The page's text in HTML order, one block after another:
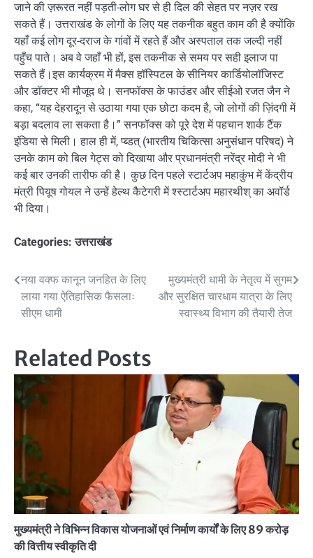
जाने की ज़रूरत नहीं पड़ती-लोग घर से ही दिल की सेहत पर नज़र रख
सकते हैं। उत्तराखंड के लोगों के लिए यह तकनीक बहुत काम की है क्योंकि
यहाँ कई लोग दूर-दराज के गांवों में रहते हैं और अस्पताल तक जल्दी नहीं
पहुँच पाते। अब वे जहाँ भी हों, इस तकनीक से समय पर सही इलाज पा
सकते हैं।इस कार्यक्रम में मैक्स हॉस्पिटल के सीनियर कार्डियोलॉजिस्ट
और डॉक्टर भी मौजूद थे। सनफॉक्स के फाउंडर और सीईओ रजत जैन ने
कहा, “यह देहरादून से उठाया गया एक छोटा कदम है, जो लोगों की ज़िंदगी में
बड़ा बदलाव ला सकता है।” सनफॉक्स को पूरे देश में पहचान शार्क टैंक
इंडिया से मिली। हाल ही में, प्ब्डत् (भारतीय चिकित्सा अनुसंधान परिषद) ने
उनके काम को बिल गेट्स को दिखाया और प्रधानमंत्री नरेंद्र मोदी ने भी
कई बार उनकी तारीफ की है। कुछ दिन पहले स्टार्टअप महाकुंभ में केंद्रीय
मंत्री पियूष गोयल ने उन्हें हेल्थ कैटेगरी में श्स्टार्टअप महारथीश् का अवॉर्ड
भी दिया।
Categories:उत्तराखंड
Post
navigation
नया वक्फ कानून जनहित के लिए
लाया गया ऐतिहासिक फैसलाः
सीएम धामी
मुख्यमंत्री धामी के नेतृत्व में सुगम
और सुरक्षित चारधाम यात्रा के लिए
स्वास्थ्य विभाग की तैयारी तेज
Related Posts
मुख्यमंत्री ने विभिन्न विकास योजनाओं एवं निर्माण कार्यों के लिए 89 करोड़
की वित्तीय स्वीकृति दी